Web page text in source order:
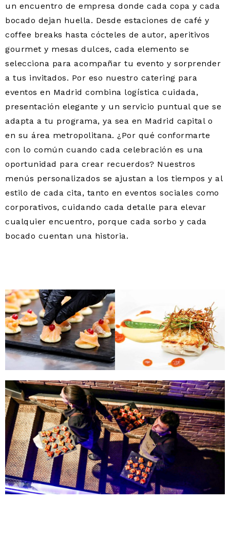
un encuentro de empresa donde cada copa y cada
bocado dejan huella. Desde estaciones de café y
coffee breaks hasta cócteles de autor, aperitivos
gourmet y mesas dulces, cada elemento se
selecciona para acompañar tu evento y sorprender
a tus invitados. Por eso nuestro catering para
eventos en Madrid combina logística cuidada,
presentación elegante y un servicio puntual que se
adapta a tu programa, ya sea en Madrid capital o
en su área metropolitana. ¿Por qué conformarte
con lo común cuando cada celebración es una
oportunidad para crear recuerdos? Nuestros
menús personalizados se ajustan a los tiempos y al
estilo de cada cita, tanto en eventos sociales como
corporativos, cuidando cada detalle para elevar
cualquier encuentro, porque cada sorbo y cada
bocado cuentan una historia.